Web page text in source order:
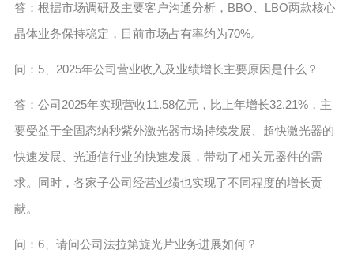
答：根据市场调研及主要客户沟通分析，BBO、LBO两款核心
晶体业务保持稳定，目前市场占有率约为70%。
问：5、2025年公司营业收入及业绩增长主要原因是什么？
答：公司2025年实现营收11.58亿元，比上年增长32.21%，主
要受益于全固态纳秒紫外激光器市场持续发展、超快激光器的
快速发展、光通信行业的快速发展，带动了相关元器件的需
求。同时，各家子公司经营业绩也实现了不同程度的增长贡
献。
问：6、请问公司法拉第旋光片业务进展如何？